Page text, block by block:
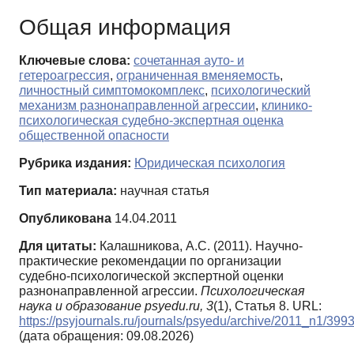
Общая информация
Ключевые слова: сочетанная ауто- и
гетероагрессия, ограниченная вменяемость,
личностный симптомокомплекс, психологический
механизм разнонаправленной агрессии, клинико-
психологическая судебно-экспертная оценка
общественной опасности
Рубрика издания: Юридическая психология
Тип материала: научная статья
Опубликована 14.04.2011
Для цитаты: Калашникова, А.С. (2011). Научно-
практические рекомендации по организации
судебно-психологической экспертной оценки
разнонаправленной агрессии. Психологическая
наука и образование psyedu.ru, 3(1), Статья 8. URL:
https://psyjournals.ru/journals/psyedu/archive/2011_n1/
(дата обращения: 09.08.2026)